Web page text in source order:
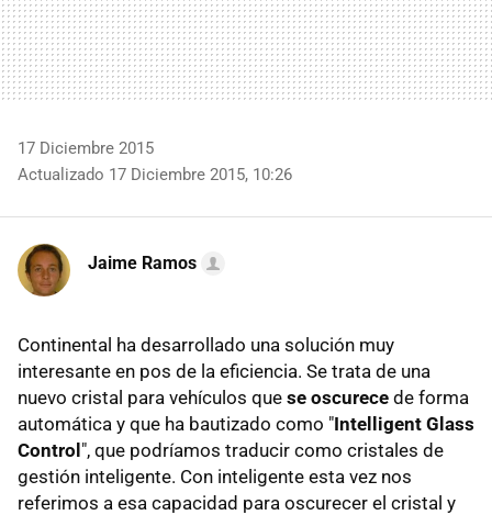
17 Diciembre 2015
Actualizado 17 Diciembre 2015, 10:26
Jaime Ramos
Continental ha desarrollado una solución muy
interesante en pos de la eficiencia. Se trata de una
nuevo cristal para vehículos que se oscurece de forma
automática y que ha bautizado como "Intelligent Glass
Control", que podríamos traducir como cristales de
gestión inteligente. Con inteligente esta vez nos
referimos a esa capacidad para oscurecer el cristal y